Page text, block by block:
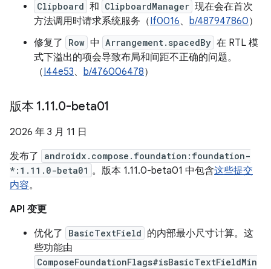
Clipboard 和 ClipboardManager 现在会在首次
方法调用时请求系统服务（If0016、 b/487947860）
修复了
Row 中 Arrangement.spacedBy 在 RTL 模
式下溢出的项会导致布局和间距不正确的问题。
（I44e53、 b/476006478）
版本 1.11.0-beta01
2026 年 3 月 11 日
发布了
androidx.compose.foundation:foundation-
*:1.11.0-beta01 。版本 1.11.0-beta01 中包含这些提交
内容。
API 变更
优化了
BasicTextField 的内部最小尺寸计算。这
些功能由
ComposeFoundationFlags#isBasicTextFieldMin